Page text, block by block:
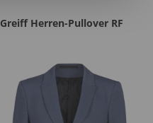
Greiff Herren-Pullover RF